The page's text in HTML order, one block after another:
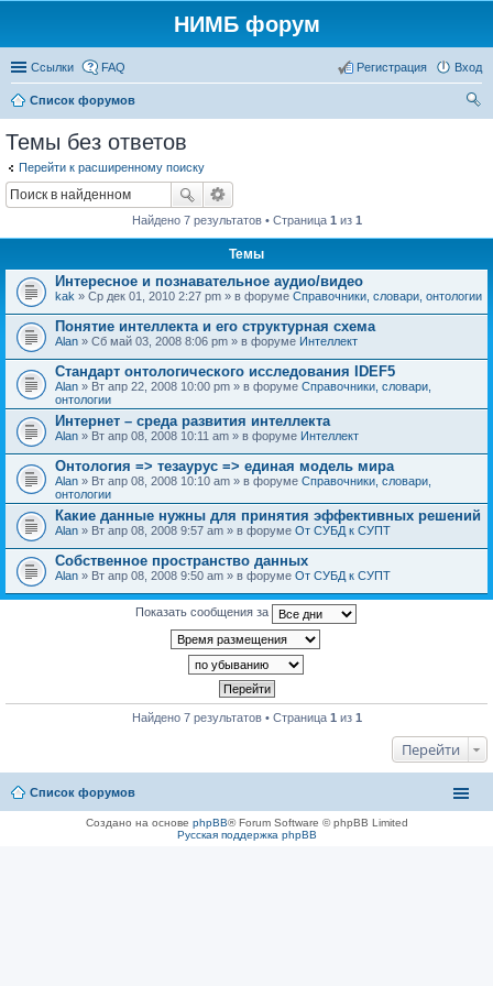
НИМБ форум
Ссылки FAQ Вход
Регистрация
Список форумов
Темы без ответов
Перейти к расширенному поиску
Найдено 7 результатов • Страница 1 из 1
Темы
Интересное и познавательное аудио/видео
kak » Ср дек 01, 2010 2:27 pm » в форуме Справочники, словари, онтологии
Понятие интеллекта и его структурная схема
Alan » Сб май 03, 2008 8:06 pm » в форуме Интеллект
Стандарт онтологического исследования IDEF5
Alan » Вт апр 22, 2008 10:00 pm » в форуме Справочники, словари,
онтологии
Интернет – среда развития интеллекта
Alan » Вт апр 08, 2008 10:11 am » в форуме Интеллект
Онтология => тезаурус => единая модель мира
Alan » Вт апр 08, 2008 10:10 am » в форуме Справочники, словари,
онтологии
Какие данные нужны для принятия эффективных решений
Alan » Вт апр 08, 2008 9:57 am » в форуме От СУБД к СУПТ
Собственное пространство данных
Alan » Вт апр 08, 2008 9:50 am » в форуме От СУБД к СУПТ
Показать сообщения за
Найдено 7 результатов • Страница 1 из 1
Перейти
Список форумов
Создано на основе phpBB® Forum Software © phpBB Limited
Русская поддержка phpBB